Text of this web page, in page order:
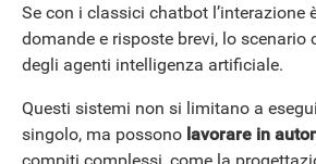
Se con i classici chatbot l’interazione
domande e risposte brevi, lo scenario
degli agenti intelligenza artificiale.
Questi sistemi non si limitano a
singolo, ma possono lavorare in
compiti complessi, come la